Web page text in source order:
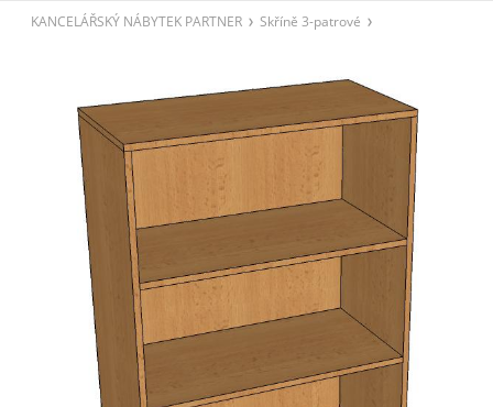
KANCELÁŘSKÝ NÁBYTEK PARTNER Skříně 3-patrové